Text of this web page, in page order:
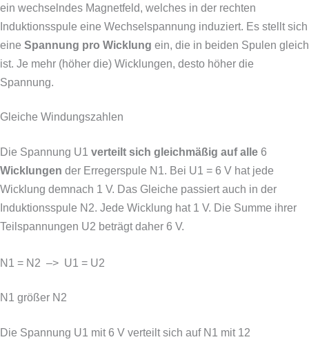
ein wechselndes Magnetfeld, welches in der rechten
Induktionsspule eine Wechselspannung induziert. Es stellt sich
eine Spannung pro Wicklung ein, die in beiden Spulen gleich
ist. Je mehr (höher die) Wicklungen, desto höher die
Spannung.
Gleiche Windungszahlen
Die Spannung U1 verteilt sich gleichmäßig auf alle 6
Wicklungen der Erregerspule N1. Bei U1 = 6 V hat jede
Wicklung demnach 1 V. Das Gleiche passiert auch in der
Induktionsspule N2. Jede Wicklung hat 1 V. Die Summe ihrer
Teilspannungen U2 beträgt daher 6 V.
N1 = N2 –> U1 = U2
N1 größer N2
Die Spannung U1 mit 6 V verteilt sich auf N1 mit 12